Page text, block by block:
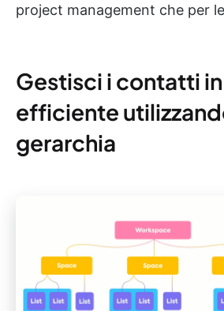
project management che per
Gestisci i contatti
efficiente
gerarchia